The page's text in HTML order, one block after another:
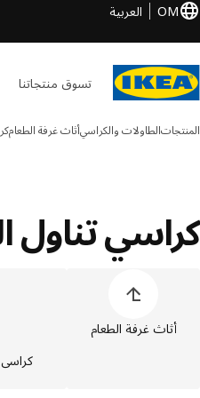
OM العربية
تسوق منتجاتنا
المنتجاتالطاولات والكراسيأثاث غرفة الطعام
كراسي تناول
أثاث غرفة الطعام